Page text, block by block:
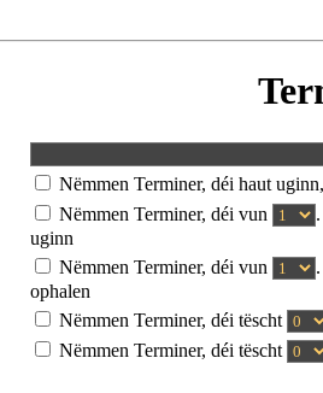
Nëmmen Terminer, déi haut
Nëmmen Terminer, déi vun
uginn
Nëmmen Terminer, déi vun
ophalen
Nëmmen Terminer, déi tëscht
Nëmmen Terminer, déi tëscht